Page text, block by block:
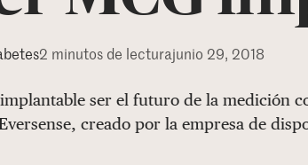
2 minutos de lecturajunio 29, 2018
ser el futuro de la medición
creado por la empresa de